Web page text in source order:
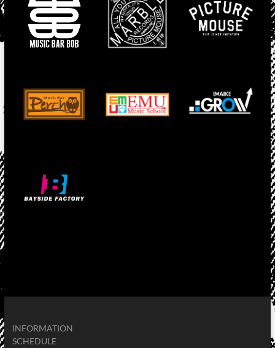
INFORMATION
SCHEDULE